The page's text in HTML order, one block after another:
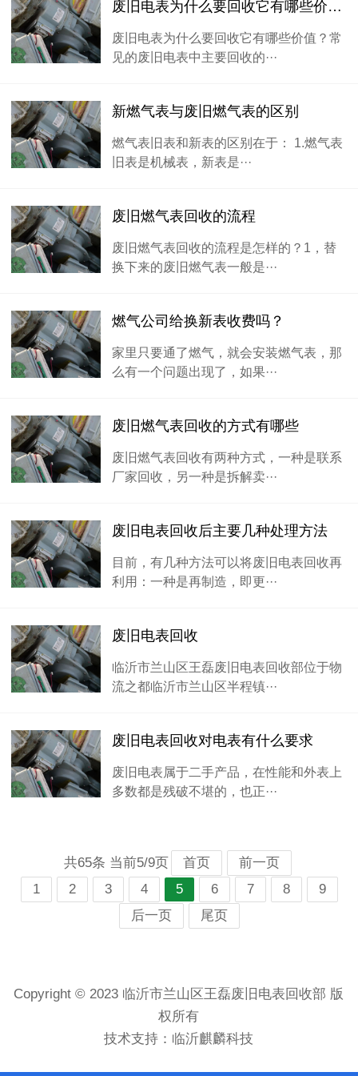
废旧电表为什么要回收它有哪些价值···
废旧电表为什么要回收它有哪些价值？常
见的废旧电表中主要回收的···
新燃气表与废旧燃气表的区别
燃气表旧表和新表的区别在于： 1.燃气表
旧表是机械表，新表是···
废旧燃气表回收的流程
废旧燃气表回收的流程是怎样的？1，替
换下来的废旧燃气表一般是···
燃气公司给换新表收费吗？
家里只要通了燃气，就会安装燃气表，那
么有一个问题出现了，如果···
废旧燃气表回收的方式有哪些
废旧燃气表回收有两种方式，一种是联系
厂家回收，另一种是拆解卖···
废旧电表回收后主要几种处理方法
目前，有几种方法可以将废旧电表回收再
利用：一种是再制造，即更···
废旧电表回收
临沂市兰山区王磊废旧电表回收部位于物
流之都临沂市兰山区半程镇···
废旧电表回收对电表有什么要求
废旧电表属于二手产品，在性能和外表上
多数都是残破不堪的，也正···
共65条 当前5/9页 首页
前一页
1
2 3 4 5 6 7 8
9
后一页
尾页
Copyright © 2023 临沂市兰山区王磊废旧电表回收部 版
权所有
技术支持： 临沂麒麟科技